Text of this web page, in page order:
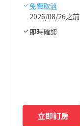
免費取消
2026/08/26之前
即時確認
立即訂房